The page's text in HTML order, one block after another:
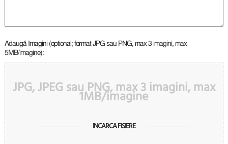
Adaugă Imagini (optional; format JPG sau PNG, max 3 imagini, max
5MB/imagine):
JPG, JPEG sau PNG, max 3 imagini, max
1MB/imagine
INCARCA FISIERE